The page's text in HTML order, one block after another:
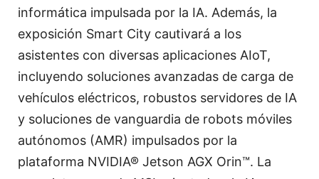
informática impulsada por la IA. Además, la
exposición Smart City cautivará a los
asistentes con diversas aplicaciones AIoT,
incluyendo soluciones avanzadas de carga de
vehículos eléctricos, robustos servidores de IA
y soluciones de vanguardia de robots móviles
autónomos (AMR) impulsados por la
plataforma NVIDIA® Jetson AGX Orin™. La